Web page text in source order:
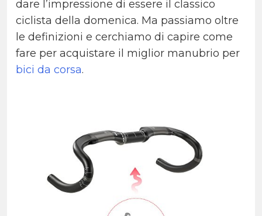
dare l’impressione di essere il classico
ciclista della domenica. Ma passiamo oltre
le definizioni e cerchiamo di capire come
fare per acquistare il miglior manubrio per
bici da corsa.